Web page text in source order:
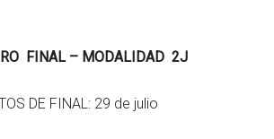
FINAL – MODALIDAD 2J
DE FINAL: 29 de julio